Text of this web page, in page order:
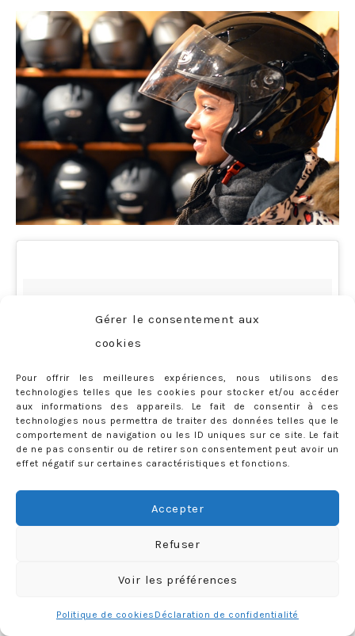
Gérer le consentement aux
cookies
Pour offrir les meilleures expériences, nous utilisons des
technologies telles que les cookies pour stocker et/ou accéder
aux informations des appareils. Le fait de consentir à ces
technologies nous permettra de traiter des données telles que le
comportement de navigation ou les ID uniques sur ce site. Le fait
de ne pas consentir ou de retirer son consentement peut avoir un
effet négatif sur certaines caractéristiques et fonctions.
Accepter
Refuser
Voir les préférences
Politique de cookies Déclaration de confidentialité
année ? Merci @courchevelaventure et @hotelstrato